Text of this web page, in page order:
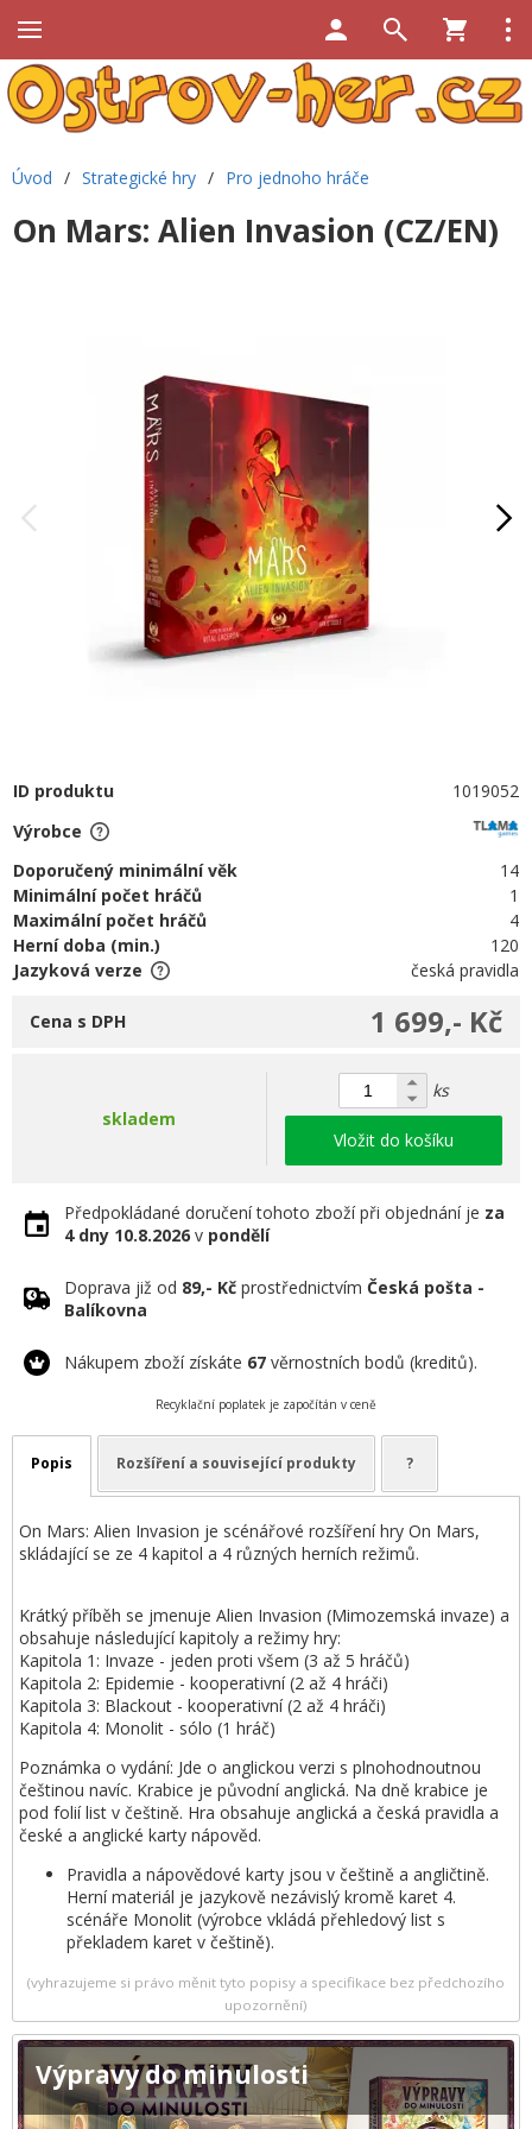
Úvod / Strategické hry / Pro jednoho hráče
On Mars: Alien Invasion (CZ/EN)
ID produktu
1019052
Výrobce
Doporučený minimální věk
14
Minimální počet hráčů
1
Maximální počet hráčů
4
Herní doba (min.)
120
Jazyková verze
česká pravidla
1 699,- Kč
Cena s DPH
skladem
ks
Vložit do košíku
Předpokládané doručení tohoto zboží při objednání je za
4 dny 10.8.2026 v pondělí
Doprava již od 89,- Kč prostřednictvím Česká pošta -
Balíkovna
Nákupem zboží získáte 67 věrnostních bodů (kreditů).
Recyklační poplatek je započítán v ceně
Popis Rozšíření a související produkty ?
On Mars: Alien Invasion je scénářové rozšíření hry On Mars,
skládající se ze 4 kapitol a 4 různých herních režimů.
Krátký příběh se jmenuje Alien Invasion (Mimozemská invaze) a
obsahuje následující kapitoly a režimy hry:
Kapitola 1: Invaze - jeden proti všem (3 až 5 hráčů)
Kapitola 2: Epidemie - kooperativní (2 až 4 hráči)
Kapitola 3: Blackout - kooperativní (2 až 4 hráči)
Kapitola 4: Monolit - sólo (1 hráč)
Poznámka o vydání: Jde o anglickou verzi s plnohodnoutnou
češtinou navíc. Krabice je původní anglická. Na dně krabice je
pod folií list v češtině. Hra obsahuje anglická a česká pravidla a
české a anglické karty nápověd.
Pravidla a nápovědové karty jsou v češtině a angličtině.
Herní materiál je jazykově nezávislý kromě karet 4.
scénáře Monolit (výrobce vkládá přehledový list s
překladem karet v češtině).
(vyhrazujeme si právo měnit tyto popisy a specifikace bez předchozího
upozornění)
Výpravy do minulosti